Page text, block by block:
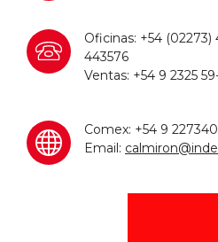
Oficinas: +54
443576
Ventas: +54 9 2325
Comex: +54 9
Email: